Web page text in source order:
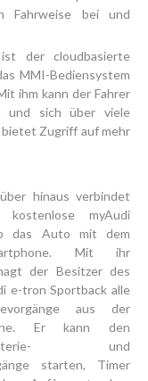
Fahrweise bei und
der cloudbasierte
MMI-Bediensystem
ihm kann der Fahrer
und sich über viele
Zugriff auf mehr
hinaus verbindet
kostenlose myAudi
das Auto mit dem
Mit ihr
der Besitzer des
e-tron Sportback alle
aus der
Er kann den
und
starten, Timer